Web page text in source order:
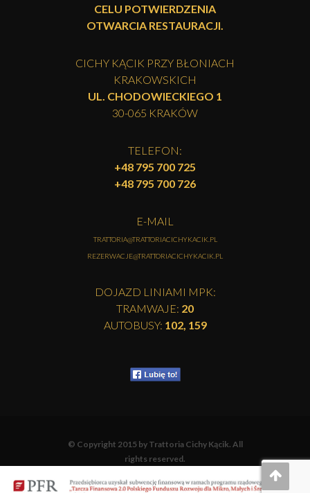
CELU POTWIERDZENIA
OTWARCIA RESTAURACJI.
CICHY KĄCIK PRZY BŁONIACH
KRAKOWSKICH
UL. CHODOWIECKIEGO 1
30-065 KRAKÓW
TELEFON:
+48 795 700 725
+48 795 700 726
E-MAIL
TRATTORIA@TRATTORIACICHYKACIK.PL
REZERWACJE@TRATTORIACICHYKACIK.PL
DOJAZD LINIAMI MPK:
TRAMWAJE: 20
AUTOBUSY: 102, 159
© Copyright 2015 by Trattoria Cichy Kącik. All
rights reserved.